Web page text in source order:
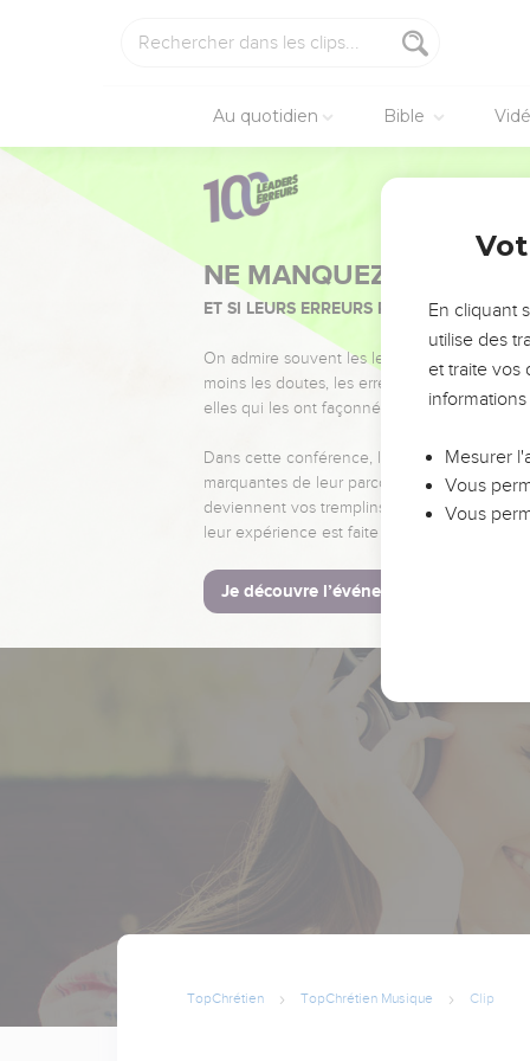
Au quotidien Bible
NE MANQUEZ PAS
ET SI LEURS ERREURS POUVAIENT VOUS
On admire souvent les leaders pour leurs
moins les doutes, les erreurs et les saisons
elles qui les ont façonnés.
Dans cette conférence, leaders,
marquantes de leur parcours et les clés
deviennent vos tremplins. Que vous
leur expérience est faite pour vous.
Je découvre l’événement
TopChrétien TopChrétien Musique Clip
En cliquant
utilise des
et traite vos
Mesurer
Vous
Vous